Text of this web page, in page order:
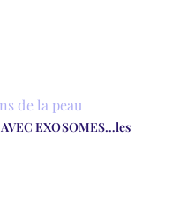
de la peau
EXOSOMES…les